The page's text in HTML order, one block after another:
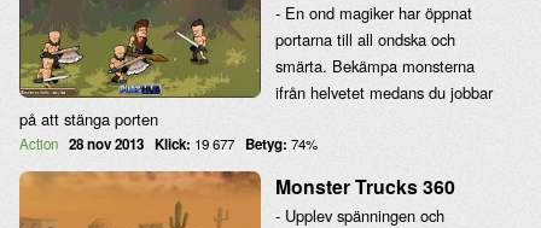
- En ond magiker har öppnat
portarna till all ondska och
smärta. Bekämpa monsterna
ifrån helvetet medans du jobbar
på att stänga porten
Action 28 nov 2013 Klick: 19 677 Betyg: 74%
Monster Trucks 360
- Upplev spänningen och